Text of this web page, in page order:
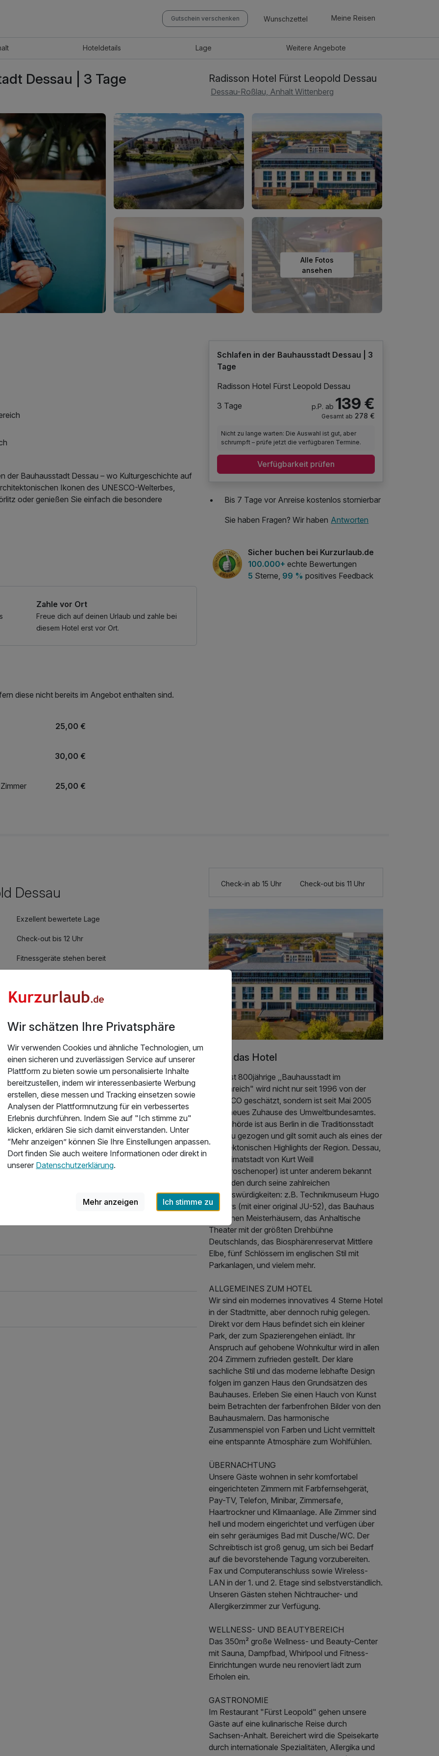
Gutschein verschenken Wunschzettel Meine Reisen
Hoteldetails Lage WeitereAngebote
Dessau | 3 Tage Radisson Hotel Fürst Leopold Dessau
Dessau-Roßlau, Anhalt Wittenberg
Alle Fotos
ansehen
der Bauhausstadt Dessau – wo Kulturgeschichte auf
Ikonen des UNESCO-Welterbes,
oder genießen Sie einfach die besondere
Gang-Menü, das mit regionalen und saisonalen
Sie sich in ruhiger, moderner Umgebung
einen Tag voller Eindrücke.
Dessau, UNESCO-Weltkulturerbe und zahlreiche
genießen Wanderungen und Spaziergänge in den
Mittelelbe. Dessau ist einer der grünsten
W-LAN Nutzung / Internetnutzung
Zahle vor Ort
Freue dich auf deinen Urlaub und zahle bei
diesem Hotel erst vor Ort.
diese nicht bereits im Angebot enthalten sind.
25,00 €
30,00 €
25,00 €
Schlafen in der Bauhausstadt Dessau | 3
Tage
Radisson Hotel Fürst Leopold Dessau
3 Tage
p.P. ab 139 €
Gesamt ab 278 €
Nicht zu lange warten: Die Auswahl ist gut, aber
schrumpft – prüfe jetzt die verfügbaren Termine.
Verfügbarkeit prüfen
Bis 7 Tage vor Anreise kostenlos stornierbar
Sie haben Fragen? Wir haben Antworten
Sicher buchen bei Kurzurlaub.de
100.000+ echte Bewertungen
5 Sterne, 99 % positives Feedback
Dessau
Exzellent bewertete Lage
Check-out bis 12 Uhr
Fitnessgeräte stehen bereit
Dessau | 3 Tage
zufrieden 👍👏
Check-in ab 15 Uhr Check-out bis 11 Uhr
Über das Hotel
Die fast 800jährige ,,Bauhausstadt im
Gartenreich" wird nicht nur seit 1996 von der
UNESCO geschätzt, sondern ist seit Mai 2005
auch neues Zuhause des Umweltbundesamtes.
Die Behörde ist aus Berlin in die Traditionsstadt
Dessau gezogen und gilt somit auch als eines der
architektonischen Highlights der Region. Dessau,
die Heimatstadt von Kurt Weill
(Dreigroschenoper) ist unter anderem bekannt
geworden durch seine zahlreichen
Sehenswürdigkeiten: z.B. Technikmuseum Hugo
Junkers (mit einer original JU-52), das Bauhaus
mit seinen Meisterhäusern, das Anhaltische
Theater mit der größten Drehbühne
Deutschlands, das Biosphärenreservat Mittlere
Elbe, fünf Schlössern im englischen Stil mit
Parkanlagen, und vielem mehr.
ALLGEMEINES ZUM HOTEL
Wir sind ein modernes innovatives 4 Sterne Hotel
in der Stadtmitte, aber dennoch ruhig gelegen.
Direkt vor dem Haus befindet sich ein kleiner
Park, der zum Spazierengehen einlädt. Ihr
Anspruch auf gehobene Wohnkultur wird in allen
204 Zimmern zufrieden gestellt. Der klare
sachliche Stil und das moderne lebhafte Design
folgen im ganzen Haus den Grundsätzen des
Bauhauses. Erleben Sie einen Hauch von Kunst
beim Betrachten der farbenfrohen Bilder von den
Bauhausmalern. Das harmonische
Zusammenspiel von Farben und Licht vermittelt
eine entspannte Atmosphäre zum Wohlfühlen.
ÜBERNACHTUNG
Unsere Gäste wohnen in sehr komfortabel
eingerichteten Zimmern mit Farbfernsehgerät,
Pay-TV, Telefon, Minibar, Zimmersafe,
Haartrockner und Klimaanlage. Alle Zimmer sind
hell und modern eingerichtet und verfügen über
ein sehr geräumiges Bad mit Dusche/WC. Der
Schreibtisch ist groß genug, um sich bei Bedarf
auf die bevorstehende Tagung vorzubereiten.
Fax und Computeranschluss sowie Wireless-
LAN in der 1. und 2. Etage sind selbstverständlich.
Unseren Gästen stehen Nichtraucher- und
Allergikerzimmer zur Verfügung.
WELLNESS- UND BEAUTYBEREICH
Das 350m² große Wellness- und Beauty-Center
mit Sauna, Dampfbad, Whirlpool und Fitness-
Einrichtungen wurde neu renoviert lädt zum
Erholen ein.
GASTRONOMIE
Im Restaurant "Fürst Leopold" gehen unsere
Gäste auf eine kulinarische Reise durch
Sachsen-Anhalt. Bereichert wird die Speisekarte
durch internationale Spezialitäten, Allergika und
Wir schätzen Ihre Privatsphäre
Wir verwenden Cookies und ähnliche Technologien, um
einen sicheren und zuverlässigen Service auf unserer
Plattform zu bieten sowie um personalisierte Inhalte
bereitzustellen, indem wir interessenbasierte Werbung
erstellen, diese messen und Tracking einsetzen sowie
Analysen der Plattformnutzung für ein verbessertes
Erlebnis durchführen. Indem Sie auf "Ich stimme zu"
klicken, erklären Sie sich damit einverstanden. Unter
“Mehr anzeigen” können Sie Ihre Einstellungen anpassen.
Dort finden Sie auch weitere Informationen oder direkt in
unserer Datenschutzerklärung.
Mehr anzeigen Ich stimme zu